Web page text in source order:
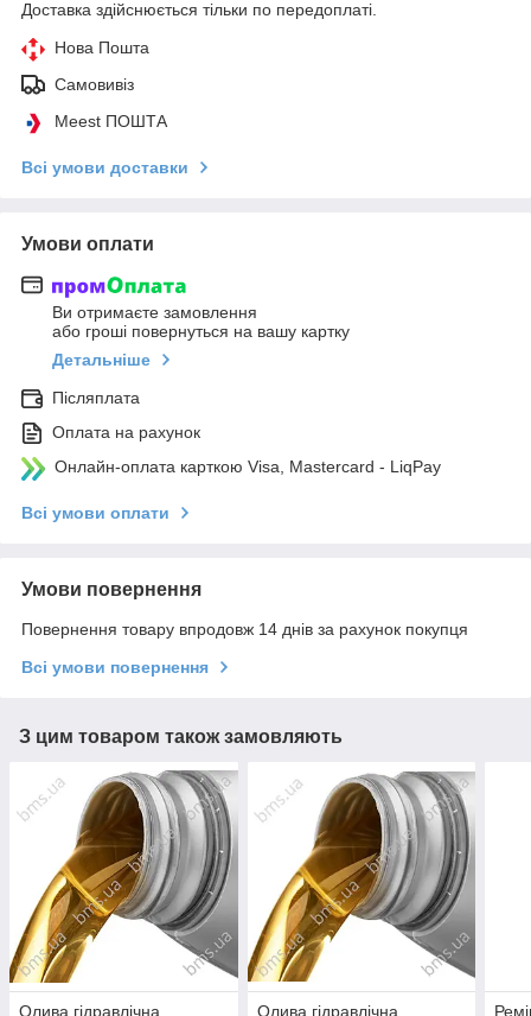
Доставка здійснюється тільки по передоплаті.
Нова Пошта
Самовивіз
Meest ПОШТА
Всі умови доставки
Умови оплати
Ви отримаєте замовлення
або гроші повернуться на вашу картку
Детальніше
Післяплата
Оплата на рахунок
Онлайн-оплата карткою Visa, Mastercard - LiqPay
Всі умови оплати
Умови повернення
Повернення товару впродовж 14 днів за рахунок покупця
Всі умови повернення
З цим товаром також замовляють
Олива гідравлічна
Олива гідравлічна